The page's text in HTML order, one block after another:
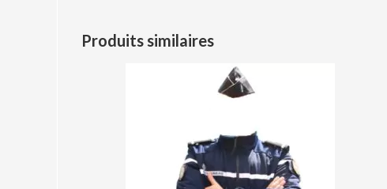
Produits similaires